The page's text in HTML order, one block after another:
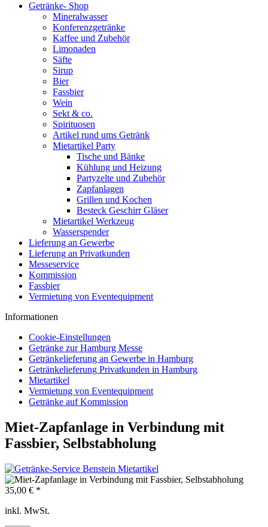
Getränke- Shop
Mineralwasser
Konferenzgetränke
Kaffee und Zubehör
Limonaden
Säfte
Sirup
Bier
Fassbier
Wein
Sekt & co.
Spirituosen
Artikel rund ums Getränk
Mietartikel Party
Tische und Bänke
Kühlung und Heizung
Partyzelte und Zubehör
Zapfanlagen
Grillen und Kochen
Besteck Geschirr Gläser
Mietartikel Werkzeug
Wasserspender
Lieferung an Gewerbe
Lieferung an Privatkunden
Messeservice
Kommission
Fassbier
Vermietung von Eventequipment
Informationen
Cookie-Einstellungen
Getränke zur Hamburg Messe
Getränkelieferung an Gewerbe in Hamburg
Getränkelieferung Privatkunden in Hamburg
Mietartikel
Vermietung von Eventequipment
Getränke auf Kommission
Miet-Zapfanlage in Verbindung mit
Fassbier, Selbstabholung
35,00 € *
inkl. MwSt.